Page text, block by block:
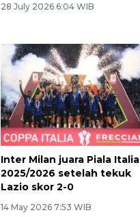
28 July 2026 6:04 WIB
Inter Milan juara Piala Italia
2025/2026 setelah tekuk
Lazio skor 2-0
14 May 2026 7:53 WIB